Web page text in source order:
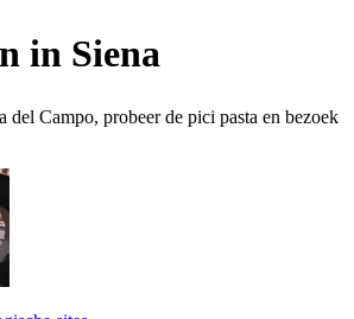
in Siena
del Campo, probeer de pici pasta en bezoek